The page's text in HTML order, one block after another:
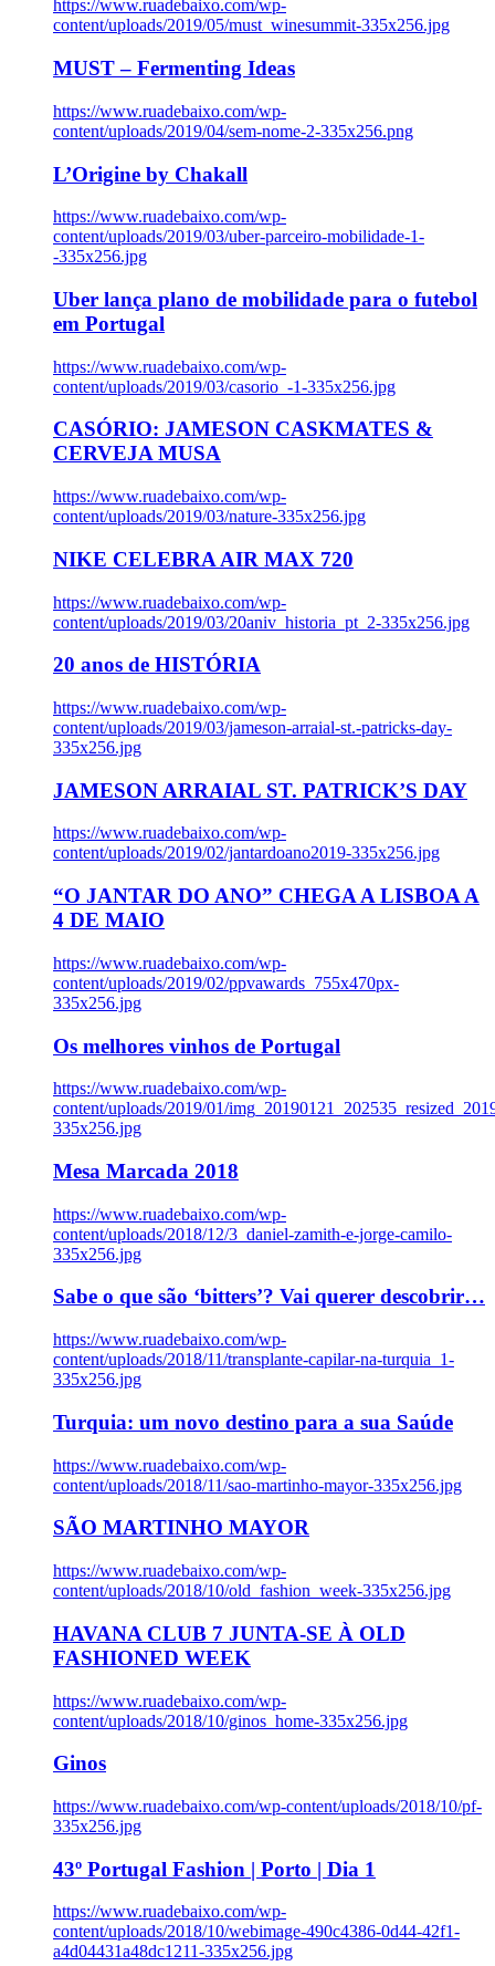
https://www.ruadebaixo.com/wp-
content/uploads/2019/05/must_winesummit-335x256.jpg
MUST – Fermenting Ideas
https://www.ruadebaixo.com/wp-
content/uploads/2019/04/sem-nome-2-335x256.png
L’Origine by Chakall
https://www.ruadebaixo.com/wp-
content/uploads/2019/03/uber-parceiro-mobilidade-1-
-335x256.jpg
Uber lança plano de mobilidade para o futebol
em Portugal
https://www.ruadebaixo.com/wp-
content/uploads/2019/03/casorio_-1-335x256.jpg
CASÓRIO: JAMESON CASKMATES &
CERVEJA MUSA
https://www.ruadebaixo.com/wp-
content/uploads/2019/03/nature-335x256.jpg
NIKE CELEBRA AIR MAX 720
https://www.ruadebaixo.com/wp-
content/uploads/2019/03/20aniv_historia_pt_2-335x256.jpg
20 anos de HISTÓRIA
https://www.ruadebaixo.com/wp-
content/uploads/2019/03/jameson-arraial-st.-patricks-day-
335x256.jpg
JAMESON ARRAIAL ST. PATRICK’S DAY
https://www.ruadebaixo.com/wp-
content/uploads/2019/02/jantardoano2019-335x256.jpg
“O JANTAR DO ANO” CHEGA A LISBOA A
4 DE MAIO
https://www.ruadebaixo.com/wp-
content/uploads/2019/02/ppvawards_755x470px-
335x256.jpg
Os melhores vinhos de Portugal
https://www.ruadebaixo.com/wp-
content/uploads/2019/01/
335x256.jpg
Mesa Marcada 2018
https://www.ruadebaixo.com/wp-
content/uploads/2018/12/3_daniel-zamith-e-jorge-camilo-
335x256.jpg
Sabe o que são ‘bitters’? Vai querer descobrir…
https://www.ruadebaixo.com/wp-
content/uploads/2018/11/transplante-capilar-na-turquia_1-
335x256.jpg
Turquia: um novo destino para a sua Saúde
https://www.ruadebaixo.com/wp-
content/uploads/2018/11/sao-martinho-mayor-335x256.jpg
SÃO MARTINHO MAYOR
https://www.ruadebaixo.com/wp-
content/uploads/2018/10/old_fashion_week-335x256.jpg
HAVANA CLUB 7 JUNTA-SE À OLD
FASHIONED WEEK
https://www.ruadebaixo.com/wp-
content/uploads/2018/10/ginos_home-335x256.jpg
Ginos
https://www.ruadebaixo.com/wp-content/uploads/2018/10/pf-
335x256.jpg
43º Portugal Fashion | Porto | Dia 1
https://www.ruadebaixo.com/wp-
content/uploads/2018/10/webimage-490c4386-0d44-42f1-
a4d04431a48dc1211-335x256.jpg